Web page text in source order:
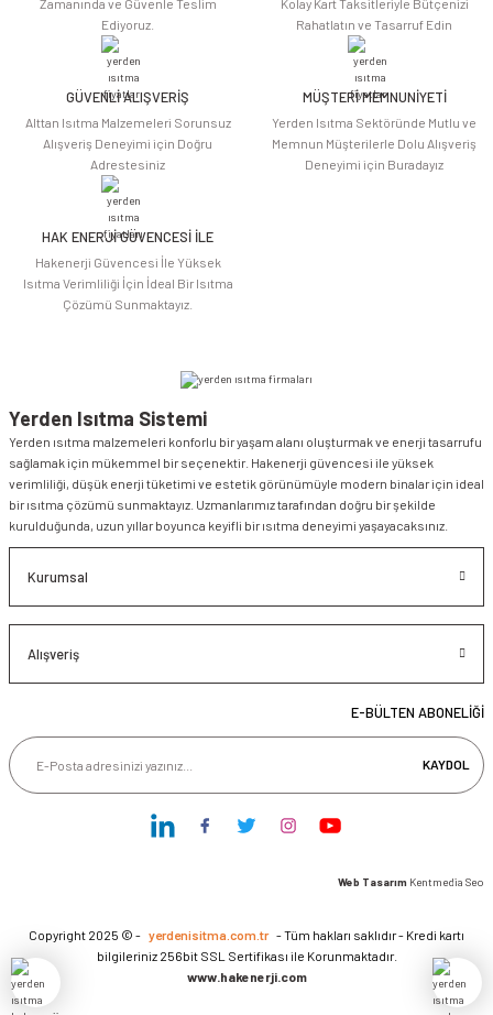
Zamanında ve Güvenle Teslim
Ediyoruz.
Kolay Kart Taksitleriyle Bütçenizi
Rahatlatın ve Tasarruf Edin
GÜVENLİ ALIŞVERİŞ
Alttan Isıtma Malzemeleri Sorunsuz
Alışveriş Deneyimi için Doğru
Adrestesiniz
MÜŞTERİ MEMNUNİYETİ
Yerden Isıtma Sektöründe Mutlu ve
Memnun Müşterilerle Dolu Alışveriş
Deneyimi için Buradayız
HAK ENERJİ GÜVENCESİ İLE
Hakenerji Güvencesi İle Yüksek
Isıtma Verimliliği İçin İdeal Bir Isıtma
Çözümü Sunmaktayız.
Yerden Isıtma Sistemi
Yerden ısıtma malzemeleri konforlu bir yaşam alanı oluşturmak ve enerji tasarrufu
sağlamak için mükemmel bir seçenektir. Hakenerji güvencesi ile yüksek
verimliliği, düşük enerji tüketimi ve estetik görünümüyle modern binalar için ideal
bir ısıtma çözümü sunmaktayız. Uzmanlarımız tarafından doğru bir şekilde
kurulduğunda, uzun yıllar boyunca keyifli bir ısıtma deneyimi yaşayacaksınız.
Kurumsal
Alışveriş
E-BÜLTEN ABONELİĞİ
KAYDOL
Web Tasarım Kentmedia Seo
Copyright 2025 © - yerdenisitma.com.tr - Tüm hakları saklıdır - Kredi kartı
bilgileriniz 256bit SSL Sertifikası ile Korunmaktadır.
www.hakenerji.com